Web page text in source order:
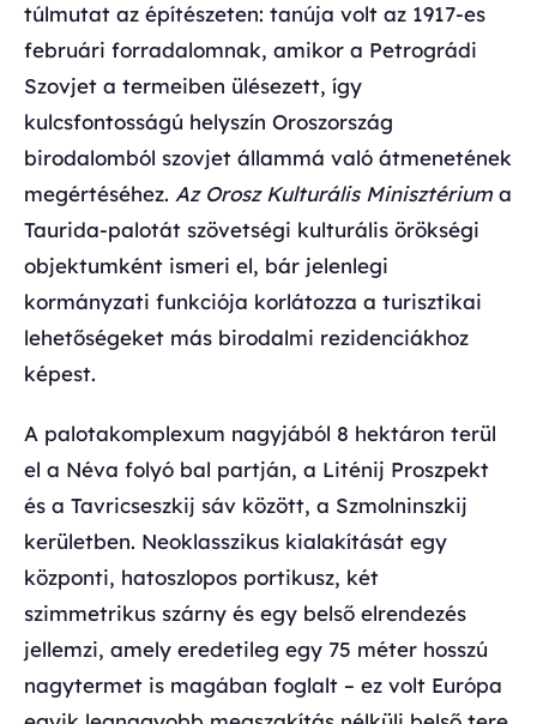
túlmutat az építészeten: tanúja volt az 1917-es
februári forradalomnak, amikor a Petrográdi
Szovjet a termeiben ülésezett, így
kulcsfontosságú helyszín Oroszország
birodalomból szovjet állammá való átmenetének
megértéséhez. Az Orosz Kulturális Minisztérium a
Taurida-palotát szövetségi kulturális örökségi
objektumként ismeri el, bár jelenlegi
kormányzati funkciója korlátozza a turisztikai
lehetőségeket más birodalmi rezidenciákhoz
képest.
A palotakomplexum nagyjából 8 hektáron terül
el a Néva folyó bal partján, a Liténij Proszpekt
és a Tavricseszkij sáv között, a Szmolninszkij
kerületben. Neoklasszikus kialakítását egy
központi, hatoszlopos portikusz, két
szimmetrikus szárny és egy belső elrendezés
jellemzi, amely eredetileg egy 75 méter hosszú
nagytermet is magában foglalt – ez volt Európa